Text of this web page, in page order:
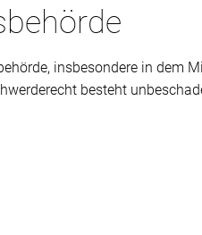
insbesondere in dem
besteht